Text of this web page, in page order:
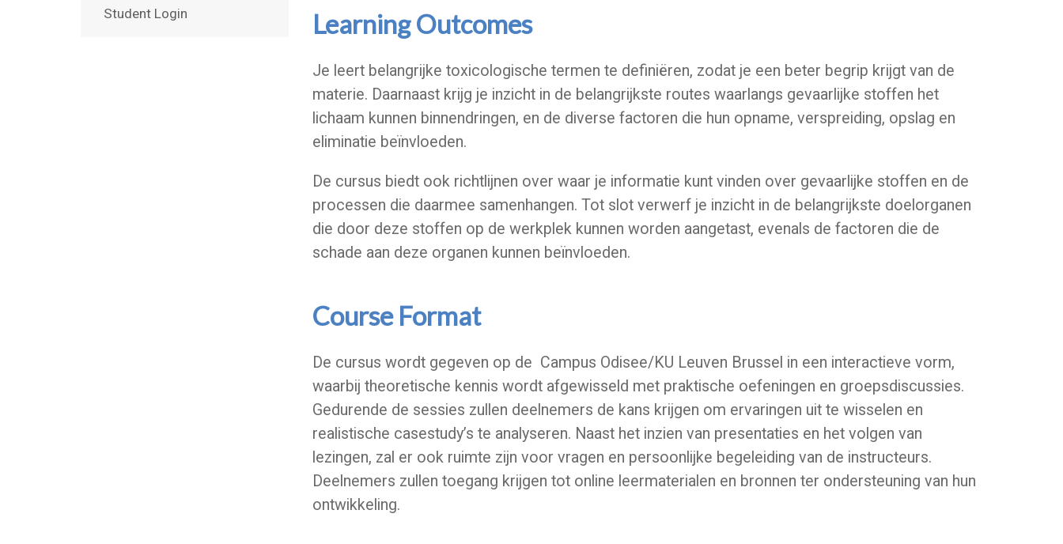
Learning Outcomes
Je leert belangrijke toxicologische termen te definiëren, zodat je een beter begrip krijgt van de
materie. Daarnaast krijg je inzicht in de belangrijkste routes waarlangs gevaarlijke stoffen het
lichaam kunnen binnendringen, en de diverse factoren die hun opname, verspreiding, opslag en
eliminatie beïnvloeden.
De cursus biedt ook richtlijnen over waar je informatie kunt vinden over gevaarlijke stoffen en de
processen die daarmee samenhangen. Tot slot verwerf je inzicht in de belangrijkste doelorganen
die door deze stoffen op de werkplek kunnen worden aangetast, evenals de factoren die de
schade aan deze organen kunnen beïnvloeden.
Course Format
De cursus wordt gegeven op de Campus Odisee/KU Leuven Brussel in een interactieve vorm,
waarbij theoretische kennis wordt afgewisseld met praktische oefeningen en groepsdiscussies.
Gedurende de sessies zullen deelnemers de kans krijgen om ervaringen uit te wisselen en
realistische casestudy’s te analyseren. Naast het inzien van presentaties en het volgen van
lezingen, zal er ook ruimte zijn voor vragen en persoonlijke begeleiding van de instructeurs.
Deelnemers zullen toegang krijgen tot online leermaterialen en bronnen ter ondersteuning van hun
ontwikkeling.
Student Login